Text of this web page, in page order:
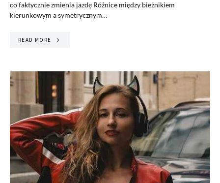
co faktycznie zmienia jazdę Różnice między bieżnikiem
kierunkowym a symetrycznym…
READ MORE